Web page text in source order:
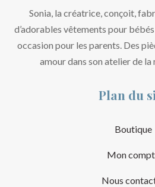
Sonia, la créatrice, conçoit,
d’adorables vêtements pour
occasion pour les parents. Des
amour dans son atelier de
Plan du
Boutique
Mon
Nous